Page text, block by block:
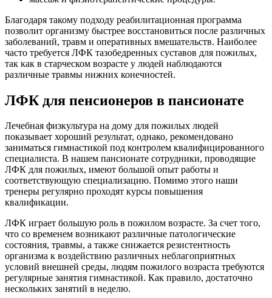
Благодаря такому подходу реабилитационная программа
позволит организму быстрее восстановиться после различных
заболеваний, травм и оперативных вмешательств. Наиболее
часто требуется ЛФК тазобедренных суставов для пожилых,
так как в старческом возрасте у людей наблюдаются
различные травмы нижних конечностей.
ЛФК для пенсионеров в пансионате
Лечебная физкультура на дому для пожилых людей
показывает хороший результат, однако, рекомендовано
заниматься гимнастикой под контролем квалифицированного
специалиста. В нашем пансионате сотрудники, проводящие
ЛФК для пожилых, имеют большой опыт работы и
соответствующую специализацию. Помимо этого наши
тренеры регулярно проходят курсы повышения
квалификации.
ЛФК играет большую роль в пожилом возрасте. За счет того,
что со временем возникают различные патологические
состояния, травмы, а также снижается резистентность
организма к воздействию различных неблагоприятных
условий внешней среды, людям пожилого возраста требуются
регулярные занятия гимнастикой. Как правило, достаточно
нескольких занятий в неделю.